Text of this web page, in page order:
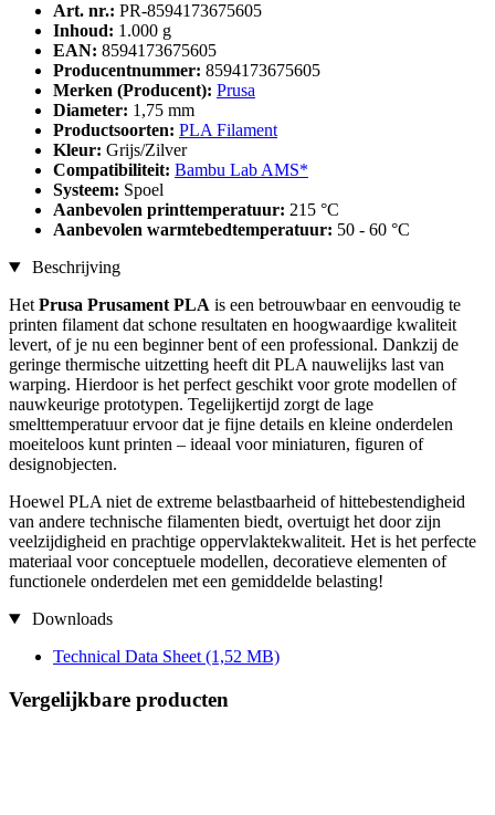
Art. nr.: PR-8594173675605
Inhoud: 1.000 g
EAN: 8594173675605
Producentnummer: 8594173675605
Merken (Producent): Prusa
Diameter: 1,75 mm
Productsoorten: PLA Filament
Kleur: Grijs/Zilver
Compatibiliteit: Bambu Lab AMS*
Systeem: Spoel
Aanbevolen printtemperatuur: 215 °C
Aanbevolen warmtebedtemperatuur: 50 - 60 °C
Beschrijving
Het Prusa Prusament PLA is een betrouwbaar en eenvoudig te
printen filament dat schone resultaten en hoogwaardige kwaliteit
levert, of je nu een beginner bent of een professional. Dankzij de
geringe thermische uitzetting heeft dit PLA nauwelijks last van
warping. Hierdoor is het perfect geschikt voor grote modellen of
nauwkeurige prototypen. Tegelijkertijd zorgt de lage
smelttemperatuur ervoor dat je fijne details en kleine onderdelen
moeiteloos kunt printen – ideaal voor miniaturen, figuren of
designobjecten.
Hoewel PLA niet de extreme belastbaarheid of hittebestendigheid
van andere technische filamenten biedt, overtuigt het door zijn
veelzijdigheid en prachtige oppervlaktekwaliteit. Het is het perfecte
materiaal voor conceptuele modellen, decoratieve elementen of
functionele onderdelen met een gemiddelde belasting!
Downloads
Technical Data Sheet (1,52 MB)
Vergelijkbare producten